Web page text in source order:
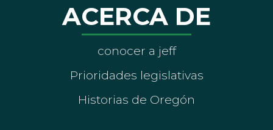
ACERCA DE
conocer a jeff
Prioridades legislativas
Historias de Oregón